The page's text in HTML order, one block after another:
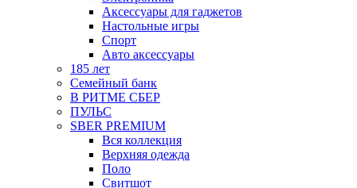
Аксессуары для гаджетов
Настольные игры
Спорт
Авто аксессуары
185 лет
Семейный банк
В РИТМЕ СБЕР
ПУЛЬС
SBER PREMIUM
Вся коллекция
Верхняя одежда
Поло
Свитшот